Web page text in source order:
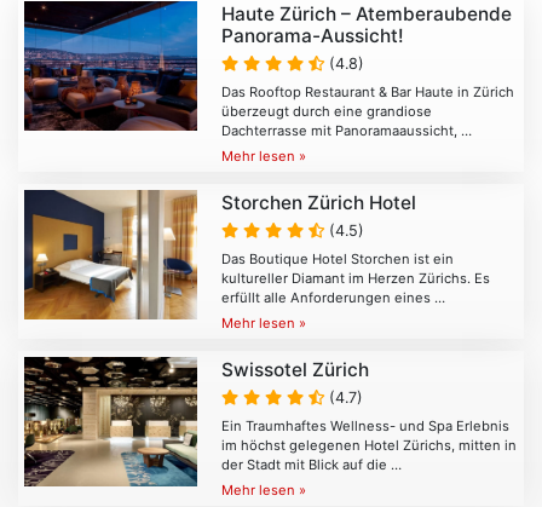
Haute Zürich – Atemberaubende
Panorama-Aussicht!
(4.8)
Das Rooftop Restaurant & Bar Haute in Zürich
überzeugt durch eine grandiose
Dachterrasse mit Panoramaaussicht, …
Mehr lesen »
Storchen Zürich Hotel
(4.5)
Das Boutique Hotel Storchen ist ein
kultureller Diamant im Herzen Zürichs. Es
erfüllt alle Anforderungen eines …
Mehr lesen »
Swissotel Zürich
(4.7)
Ein Traumhaftes Wellness- und Spa Erlebnis
im höchst gelegenen Hotel Zürichs, mitten in
der Stadt mit Blick auf die …
Mehr lesen »